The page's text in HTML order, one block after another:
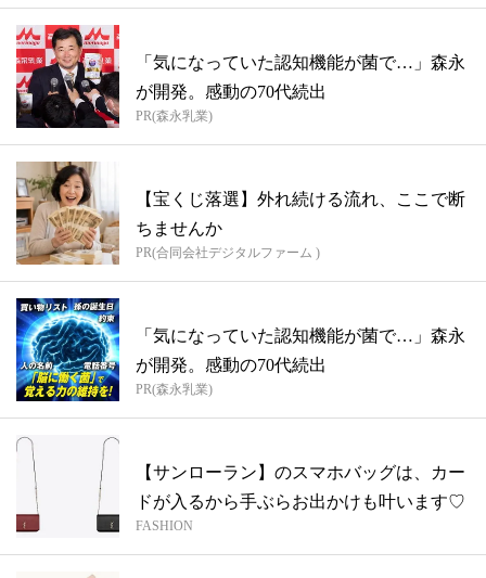
「気になっていた認知機能が菌で…」森永
が開発。感動の70代続出
PR(森永乳業)
【宝くじ落選】外れ続ける流れ、ここで断
ちませんか
PR(合同会社デジタルファーム )
「気になっていた認知機能が菌で…」森永
が開発。感動の70代続出
PR(森永乳業)
【サンローラン】のスマホバッグは、カー
ドが入るから手ぶらお出かけも叶います♡
FASHION